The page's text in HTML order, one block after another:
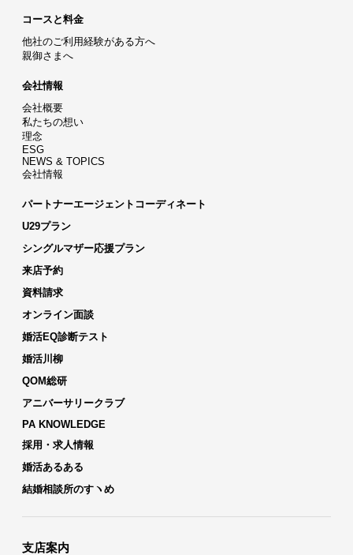
コースと料金
他社のご利用経験がある方へ
親御さまへ
会社情報
会社概要
私たちの想い
理念
ESG
NEWS & TOPICS
会社情報
パートナーエージェントコーディネート
U29プラン
シングルマザー応援プラン
来店予約
資料請求
オンライン面談
婚活EQ診断テスト
婚活川柳
QOM総研
アニバーサリークラブ
PA KNOWLEDGE
採用・求人情報
婚活あるある
結婚相談所のすヽめ
支店案内